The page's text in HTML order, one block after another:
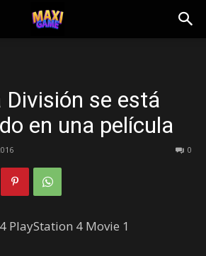
División se está
en una película
0